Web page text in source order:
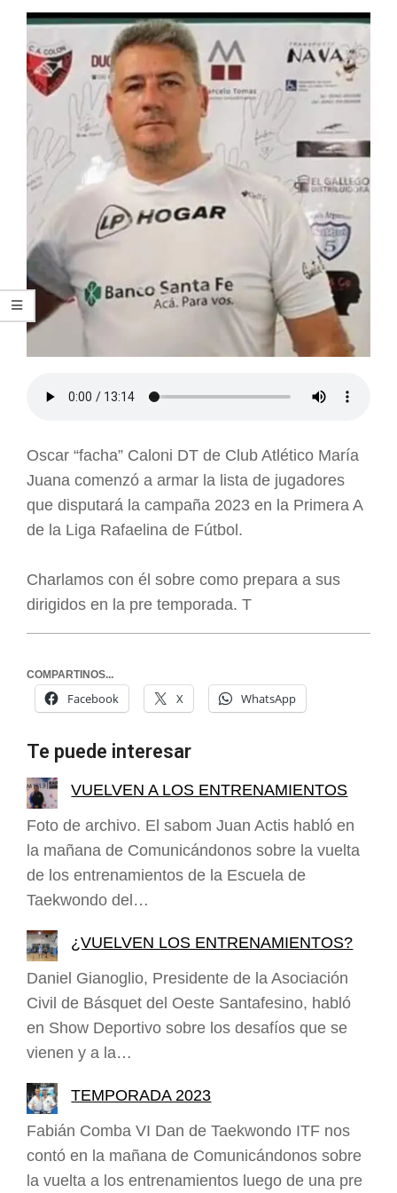
ARGENTINA
Oscar “facha” Caloni DT de Club Atlético María
Juana comenzó a armar la lista de jugadores
que disputará la campaña 2023 en la Primera A
de la Liga Rafaelina de Fútbol.
Charlamos con él sobre como prepara a sus
dirigidos en la pre temporada. T
COMPARTINOS...
Facebook X WhatsApp
Te puede interesar
VUELVEN A LOS ENTRENAMIENTOS
Foto de archivo. El sabom Juan Actis habló en
la mañana de Comunicándonos sobre la vuelta
de los entrenamientos de la Escuela de
Taekwondo del…
¿VUELVEN LOS ENTRENAMIENTOS?
Daniel Gianoglio, Presidente de la Asociación
Civil de Básquet del Oeste Santafesino, habló
en Show Deportivo sobre los desafíos que se
vienen y a la…
TEMPORADA 2023
Fabián Comba VI Dan de Taekwondo ITF nos
contó en la mañana de Comunicándonos sobre
la vuelta a los entrenamientos luego de una pre